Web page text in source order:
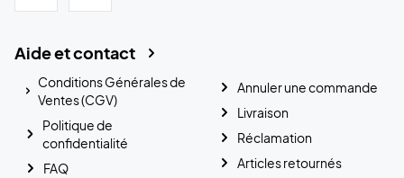
Aide et contact
Conditions Générales de
Ventes (CGV)
Politique de
confidentialité
FAQ
Annuler une commande
Livraison
Réclamation
Articles retournés